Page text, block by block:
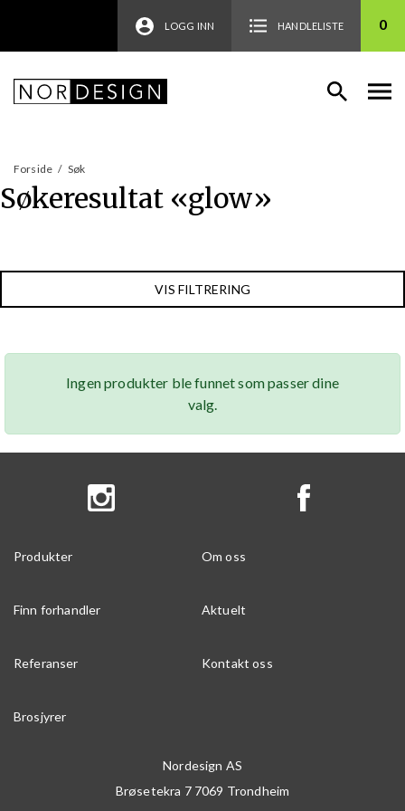
LOGG INN HANDLELISTE 0
Forside / Søk
Søkeresultat «glow»
VIS FILTRERING
Ingen produkter ble funnet som passer dine
valg.
Produkter Om oss
Finn forhandler Aktuelt
Referanser Kontakt oss
Brosjyrer
Nordesign AS
Brøsetekra 7 7069 Trondheim